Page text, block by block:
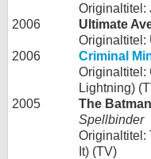
Originaltitel:
2006
Ultimate
Originaltitel:
2006
Criminal
Originaltitel:
Lightning)
2005
The
Spellbinder
Originaltitel:
It) (TV)